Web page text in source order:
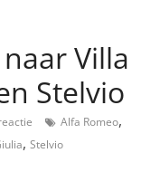
Villa
Stelvio
Alfa Romeo,
, Stelvio